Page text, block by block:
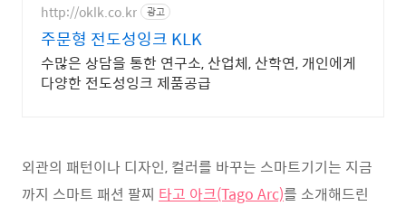
http://oklk.co.kr 광고
주문형 전도성잉크 KLK
수많은 상담을 통한 연구소, 산업체, 산학연, 개인에게
다양한 전도성잉크 제품공급
외관의 패턴이나 디자인, 컬러를 바꾸는 스마트기기는 지금
까지 스마트 패션 팔찌 타고 아크(Tago Arc)를 소개해드린